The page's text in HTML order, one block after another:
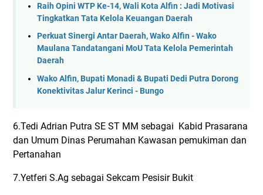
Raih Opini WTP Ke-14, Wali Kota Alfin : Jadi Motivasi
Tingkatkan Tata Kelola Keuangan Daerah
Perkuat Sinergi Antar Daerah, Wako Alfin - Wako
Maulana Tandatangani MoU Tata Kelola Pemerintah
Daerah
Wako Alfin, Bupati Monadi & Bupati Dedi Putra Dorong
Konektivitas Jalur Kerinci - Bungo
6.Tedi Adrian Putra SE ST MM sebagai Kabid Prasarana
dan Umum Dinas Perumahan Kawasan pemukiman dan
Pertanahan
7.Yetferi S.Ag sebagai Sekcam Pesisir Bukit